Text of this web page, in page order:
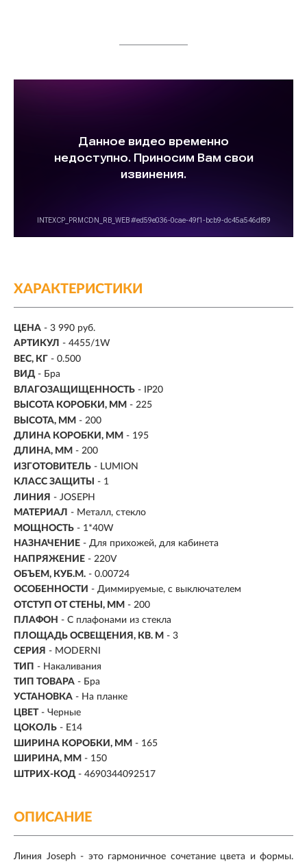
ХАРАКТЕРИСТИКИ
ЦЕНА - 3 990 руб.
АРТИКУЛ - 4455/1W
ВЕС, КГ - 0.500
ВИД - Бра
ВЛАГОЗАЩИЩЕННОСТЬ - IP20
ВЫСОТА КОРОБКИ, ММ - 225
ВЫСОТА, ММ - 200
ДЛИНА КОРОБКИ, ММ - 195
ДЛИНА, ММ - 200
ИЗГОТОВИТЕЛЬ - LUMION
КЛАСС ЗАЩИТЫ
- 1
ЛИНИЯ - JOSEPH
МАТЕРИАЛ - Металл, стекло
МОЩНОСТЬ - 1*40W
НАЗНАЧЕНИЕ - Для прихожей, для кабинета
НАПРЯЖЕНИЕ - 220V
ОБЪЕМ, КУБ.М. - 0.00724
ОСОБЕННОСТИ - Диммируемые, с выключателем
ОТСТУП ОТ СТЕНЫ, ММ - 200
ПЛАФОН - С плафонами из стекла
ПЛОЩАДЬ ОСВЕЩЕНИЯ, КВ. М - 3
СЕРИЯ - MODERNI
ТИП - Накаливания
ТИП ТОВАРА - Бра
УСТАНОВКА - На планке
ЦВЕТ - Черные
ЦОКОЛЬ - E14
ШИРИНА КОРОБКИ, ММ - 165
ШИРИНА, ММ - 150
ШТРИХ-КОД - 4690344092517
ОПИСАНИЕ
Линия Joseph - это гармоничное сочетание цвета и формы.